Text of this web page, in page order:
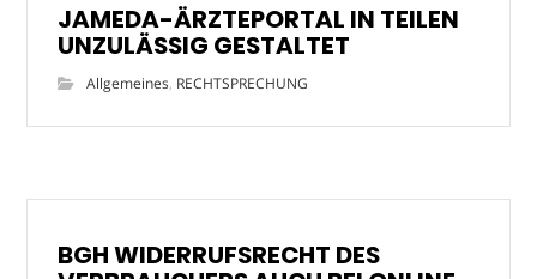
JAMEDA-ÄRZTEPORTAL IN TEILEN
UNZULÄSSIG GESTALTET
Allgemeines, RECHTSPRECHUNG
BGH WIDERRUFSRECHT DES